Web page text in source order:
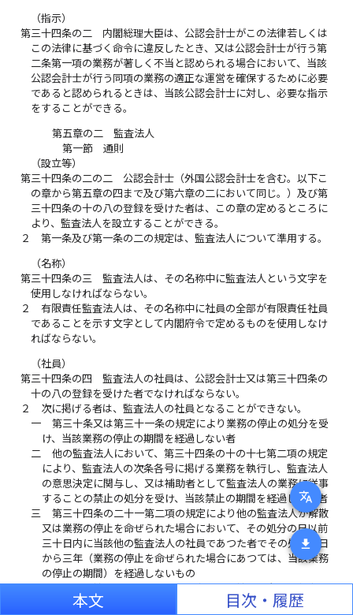
translate
download
（指示）
第三十四条の二
内閣総理大臣は、公認会計士がこの法律若しくは
この法律に基づく命令に違反したとき、又は公認会計士が行う第
二条第一項の業務が著しく不当と認められる場合において、当該
公認会計士が行う同項の業務の適正な運営を確保するために必要
であると認められるときは、当該公認会計士に対し、必要な指示
をすることができる。
第五章の二 監査法人
第一節 通則
（設立等）
第三十四条の二の二
公認会計士（外国公認会計士を含む。以下こ
の章から第五章の四まで及び第六章の二において同じ。）及び第
三十四条の十の八の登録を受けた者は、この章の定めるところに
より、監査法人を設立することができる。
２
第一条及び第一条の二の規定は、監査法人について準用する。
（名称）
第三十四条の三
監査法人は、その名称中に監査法人という文字を
使用しなければならない。
２
有限責任監査法人は、その名称中に社員の全部が有限責任社員
であることを示す文字として内閣府令で定めるものを使用しなけ
ればならない。
（社員）
第三十四条の四
監査法人の社員は、公認会計士又は第三十四条の
十の八の登録を受けた者でなければならない。
２
次に掲げる者は、監査法人の社員となることができない。
一
第三十条又は第三十一条の規定により業務の停止の処分を受
け、当該業務の停止の期間を経過しない者
二
他の監査法人において、第三十四条の十の十七第二項の規定
により、監査法人の次条各号に掲げる業務を執行し、監査法人
の意思決定に関与し、又は補助者として監査法人の業務に従事
することの禁止の処分を受け、当該禁止の期間を経過しない者
三
第三十四条の二十一第二項の規定により他の監査法人が解散
又は業務の停止を命ぜられた場合において、その処分の日以前
三十日内に当該他の監査法人の社員であつた者でその処分の日
から三年（業務の停止を命ぜられた場合にあつては、当該業務
の停止の期間）を経過しないもの
監査法人の社員のうちに公認会計士である社員の占める割合
は、百分の五十を下らない内閣府令で定める割合以上でなければ
本文 目次・履歴